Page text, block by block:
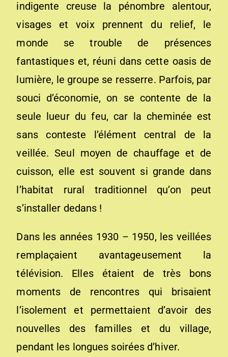
indigente creuse la pénombre alentour,
visages et voix prennent du relief, le
monde se trouble de présences
fantastiques et, réuni dans cette oasis de
lumière, le groupe se resserre. Parfois, par
souci d’économie, on se contente de la
seule lueur du feu, car la cheminée est
sans conteste l’élément central de la
veillée. Seul moyen de chauffage et de
cuisson, elle est souvent si grande dans
l’habitat rural traditionnel qu’on peut
s’installer dedans !
Dans les années 1930 – 1950, les veillées
remplaçaient avantageusement la
télévision. Elles étaient de très bons
moments de rencontres qui brisaient
l’isolement et permettaient d’avoir des
nouvelles des familles et du village,
pendant les longues soirées d’hiver.